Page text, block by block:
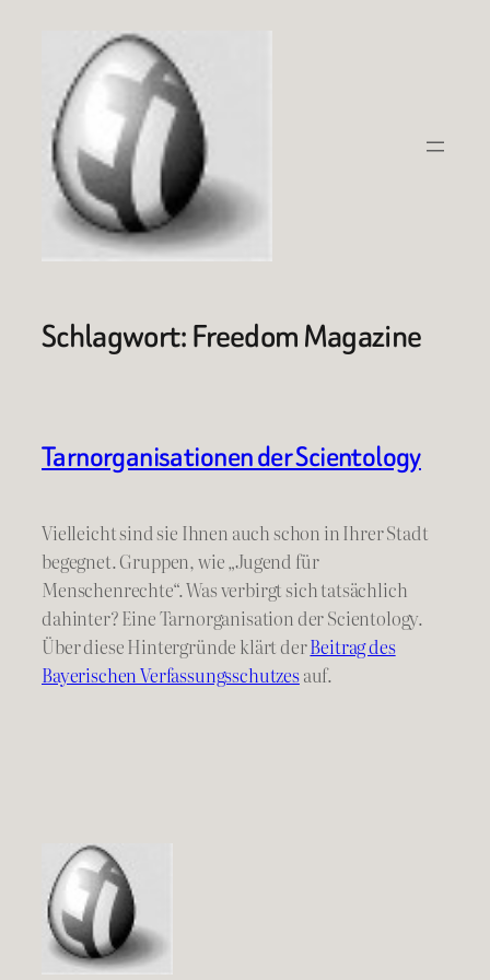
springen
Schlagwort:Freedom Magazine
Tarnorganisationen der Scientology
Vielleicht sind sie Ihnen auch schon in Ihrer Stadt
begegnet. Gruppen, wie „Jugend für
Menschenrechte“. Was verbirgt sich tatsächlich
dahinter? Eine Tarnorganisation der Scientology.
Über diese Hintergründe klärt derBeitrag des
Bayerischen Verfassungsschutzesauf.